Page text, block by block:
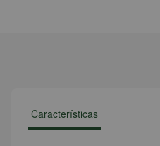
Características